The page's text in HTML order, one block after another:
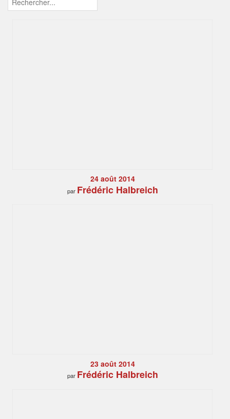
24 août 2014
par Frédéric Halbreich
23 août 2014
par Frédéric Halbreich